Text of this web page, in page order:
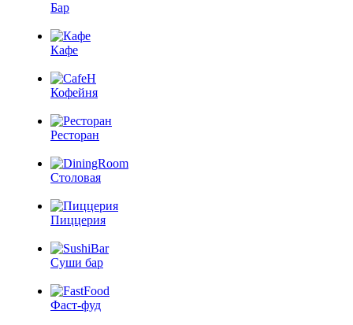
Бар
Кафе
Кофейня
Ресторан
Столовая
Пиццерия
Суши бар
Фаст-фуд